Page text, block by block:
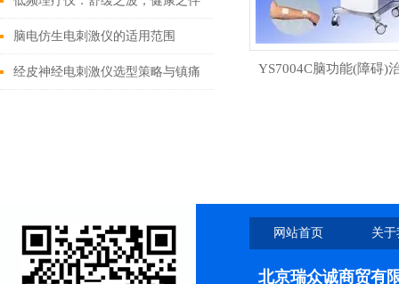
脑电仿生电刺激仪的适用范围
经皮神经电刺激仪选型策略与镇痛 YS7004C脑功能(障碍)
网站首页 关
北京瑞众诚商贸有